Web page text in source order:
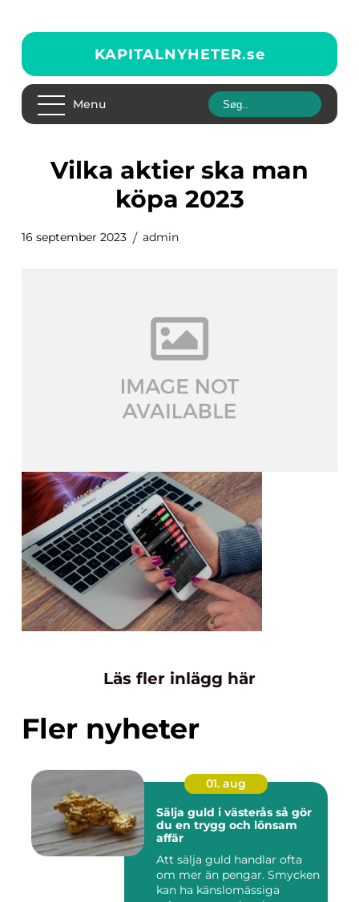
KAPITALNYHETER.se
Menu
vilka aktier ska man
köpa 2023
16 september 2023 admin
Läs fler inlägg här
Fler nyheter
01. aug
Sälja guld i västerås så gör
du en trygg och lönsam
affär
Att sälja guld handlar ofta
om mer än pengar. Smycken
kan ha känslomässiga